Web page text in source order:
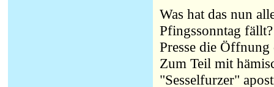
Was hat das nun
Pfingssonntag
Presse die
Zum Teil mit
"Sesselfurzer"